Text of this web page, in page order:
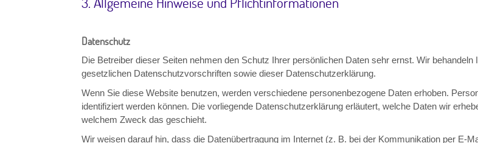
Datenschutz
Die Betreiber dieser Seiten nehmen den Schutz Ihrer persönlichen Daten sehr ernst. Wir
gesetzlichen Datenschutzvorschriften sowie dieser Datenschutzerklärung.
Wenn Sie diese Website benutzen, werden verschiedene personenbezogene Daten erhoben.
identifiziert werden können. Die vorliegende Datenschutzerklärung erläutert, welche Daten wir
welchem Zweck das geschieht.
Wir weisen darauf hin, dass die Datenübertragung im Internet (z. B. bei der Kommunikation per E-